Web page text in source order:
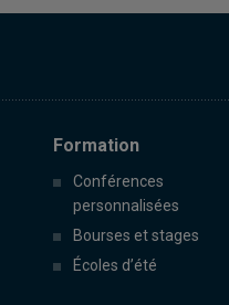
Formation
Conférences
personnalisées
Bourses et stages
Écoles d’été